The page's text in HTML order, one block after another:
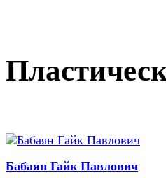
Бабаян Гайк Павлович